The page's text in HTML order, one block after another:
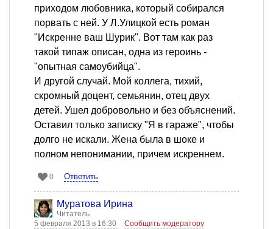
приходом любовника, который собирался
порвать с ней. У Л.Улицкой есть роман
"Искренне ваш Шурик". Вот там как раз
такой типаж описан, одна из героинь -
"опытная самоубийца".
И другой случай. Мой коллега, тихий,
скромный доцент, семьянин, отец двух
детей. Ушел добровольно и без объяснений.
Оставил только записку "Я в гараже", чтобы
долго не искали. Жена была в шоке и
полном непонимании, причем искреннем.
0 Ответить
Муратова Ирина
Читатель
5 февраля 2013 в 16:30
Сообщить модератору